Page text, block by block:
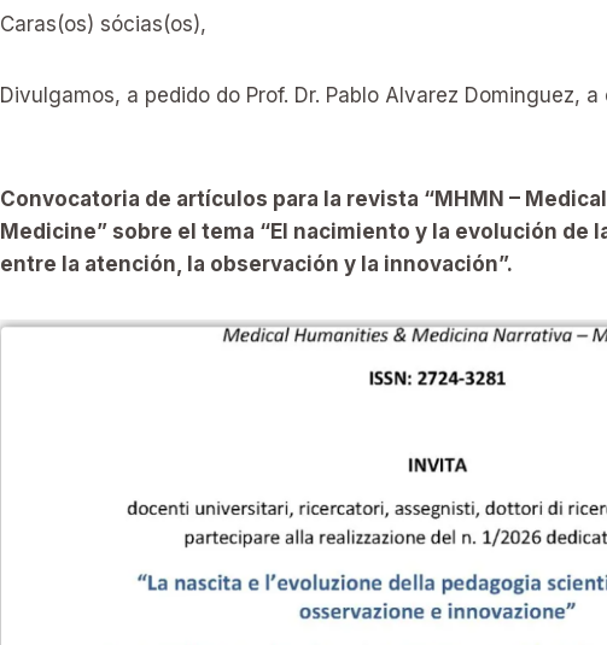
Caras(os) sócias(os),
Divulgamos, a pedido do Prof. Dr. Pablo Alvarez Dominguez,
Convocatoria de artículos para la revista “MHMN –
Medicine” sobre el tema “El nacimiento y la evolución de
entre la atención, la observación y la innovación”.